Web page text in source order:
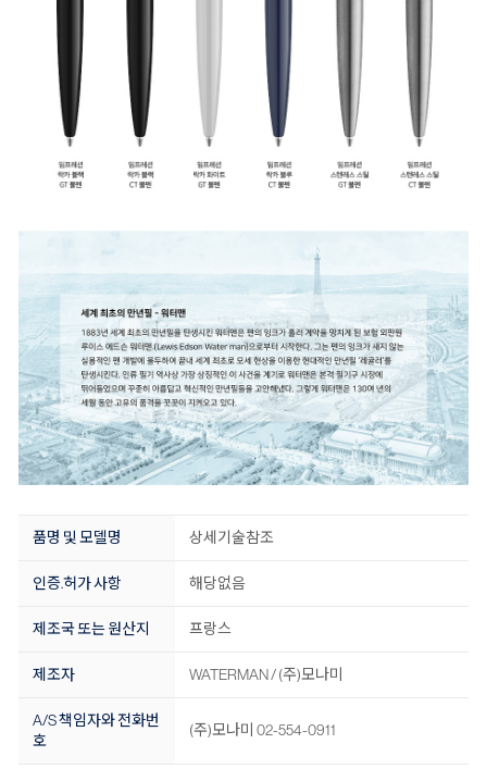
품명 및 모델명 상세기술참조
인증.허가 사항 해당없음
제조국 또는 원산지 프랑스
제조자 WATERMAN / (주)모나미
A/S 책임자와 전화번
호
(주)모나미 02-554-0911